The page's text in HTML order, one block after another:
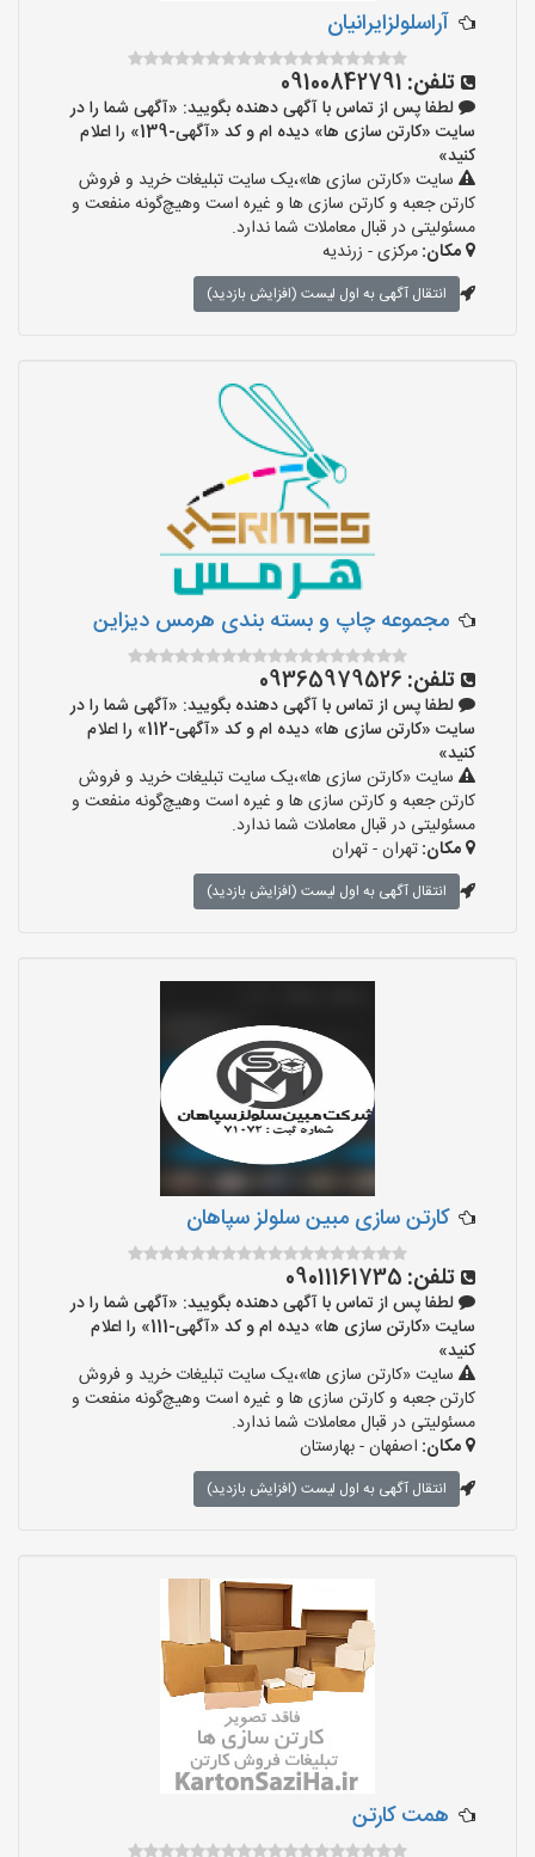
آراسلولزایرانیان
تلفن: 09100842791
لطفا پس از تماس با آگهی دهنده بگویید: «آگهی شما را در
سایت «کارتن سازی ها» دیده ام و کد «آگهی-139» را اعلام
کنید»
سایت «کارتن سازی ها»،یک سایت تبلیغات خرید و فروش
کارتن جعبه و کارتن سازی ها و غیره است وهیچ‌گونه منفعت و
مسئولیتی در قبال معاملات شما ندارد.
مکان:مرکزی - زرندیه
انتقال آگهی به اول لیست (افزایش بازدید)
مجموعه چاپ و بسته بندی هرمس دیزاین
تلفن: 09365979526
لطفا پس از تماس با آگهی دهنده بگویید: «آگهی شما را در
سایت «کارتن سازی ها» دیده ام و کد «آگهی-112» را اعلام
کنید»
سایت «کارتن سازی ها»،یک سایت تبلیغات خرید و فروش
کارتن جعبه و کارتن سازی ها و غیره است وهیچ‌گونه منفعت و
مسئولیتی در قبال معاملات شما ندارد.
مکان:تهران - تهران
انتقال آگهی به اول لیست (افزایش بازدید)
کارتن سازی مبین سلولز سپاهان
تلفن: 09011161735
لطفا پس از تماس با آگهی دهنده بگویید: «آگهی شما را در
سایت «کارتن سازی ها» دیده ام و کد «آگهی-111» را اعلام
کنید»
سایت «کارتن سازی ها»،یک سایت تبلیغات خرید و فروش
کارتن جعبه و کارتن سازی ها و غیره است وهیچ‌گونه منفعت و
مسئولیتی در قبال معاملات شما ندارد.
مکان: اصفهان - بهارستان
انتقال آگهی به اول لیست (افزایش بازدید)
همت کارتن